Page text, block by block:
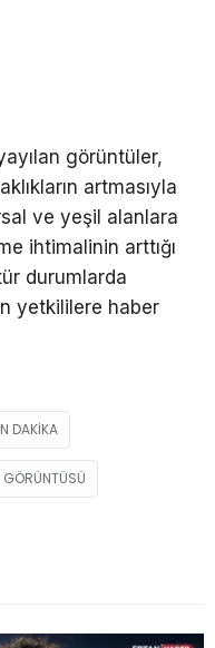
görüntüler,
artmasıyla
ve yeşil alanlara
ihtimalinin arttığı
durumlarda
yetkililere haber
DAKIKA
GÖRÜNTÜSÜ